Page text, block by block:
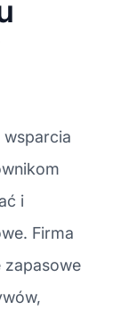
wsparcia
i
Firma
zapasowe